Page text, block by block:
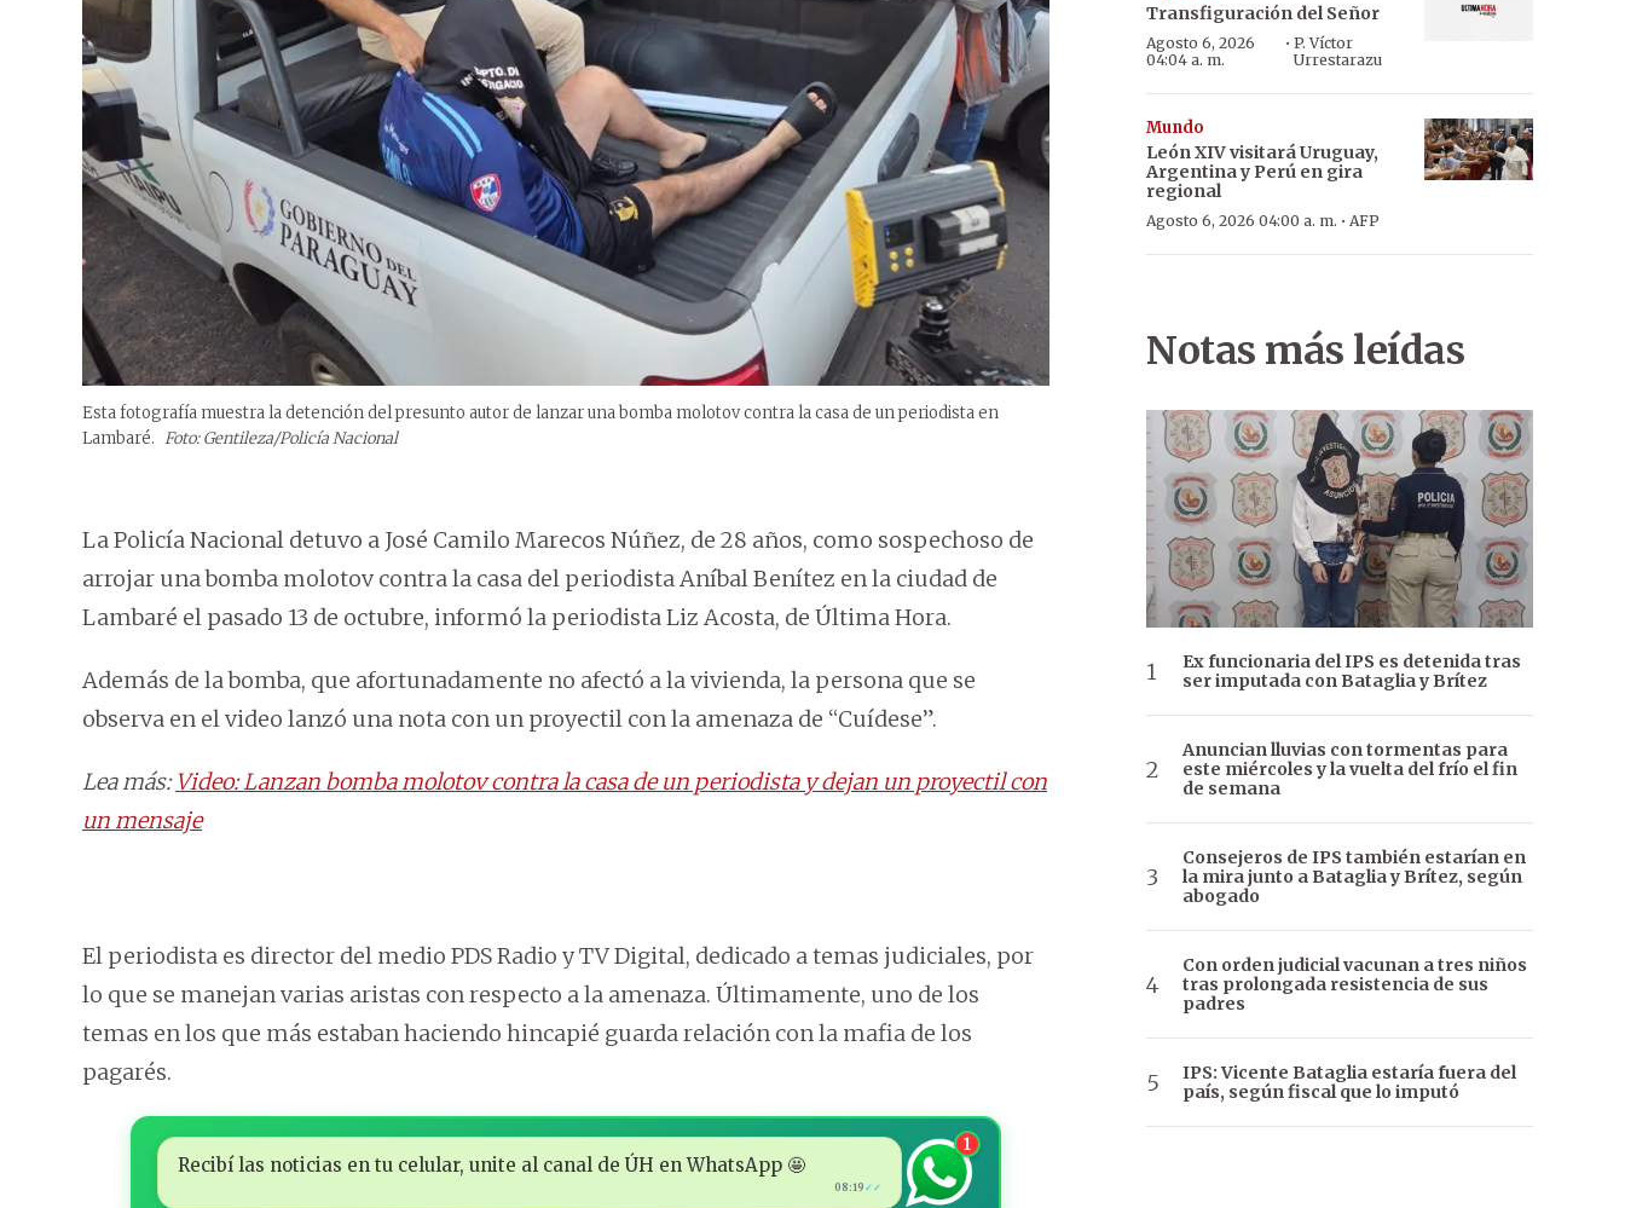
Esta fotografía muestra la detención del presunto autor de lanzar una bomba molotov contra la casa de un periodista en
Lambaré. Foto: Gentileza/Policía Nacional
La Policía Nacional detuvo a José Camilo Marecos Núñez, de 28 años, como sospechoso de
arrojar una bomba molotov contra la casa del periodista Aníbal Benítez en la ciudad de
Lambaré el pasado 13 de octubre, informó la periodista Liz Acosta, de Última Hora.
Además de la bomba, que afortunadamente no afectó a la vivienda, la persona que se
observa en el video lanzó una nota con un proyectil con la amenaza de “Cuídese”.
Lea más: Video: Lanzan bomba molotov contra la casa de un periodista y dejan un proyectil con
un mensaje
El periodista es director del medio PDS Radio y TV Digital, dedicado a temas judiciales, por
lo que se manejan varias aristas con respecto a la amenaza. Últimamente, uno de los
temas en los que más estaban haciendo hincapié guarda relación con la mafia de los
pagarés.
Recibí las noticias en tu celular, unite al canal de ÚH en WhatsApp 🤩
08:19 ✓✓
1
Transfiguración del Señor
Agosto 6, 2026
04:04 a. m.
· P. Víctor
Urrestarazu
Mundo
León XIV visitará Uruguay,
Argentina y Perú en gira
regional
Agosto 6, 2026 04:00 a. m. · AFP
Notas más leídas
Ex funcionaria del IPS es detenida tras
ser imputada con Bataglia y Brítez
Anuncian lluvias con tormentas para
este miércoles y la vuelta del frío el fin
de semana
Consejeros de IPS también estarían en
la mira junto a Bataglia y Brítez, según
abogado
Con orden judicial vacunan a tres niños
tras prolongada resistencia de sus
padres
IPS: Vicente Bataglia estaría fuera del
país, según fiscal que lo imputó